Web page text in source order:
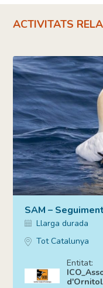
ACTIVITATS
SAM –
Llarga durada
Tot Catalunya
Entitat: